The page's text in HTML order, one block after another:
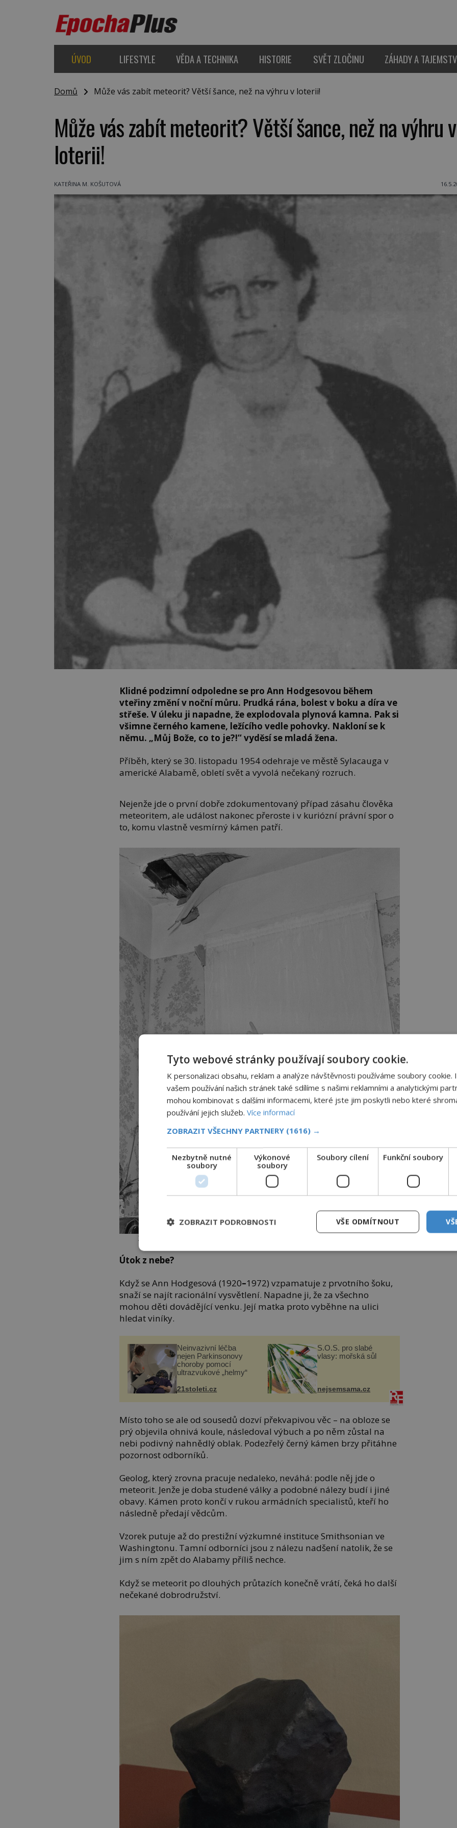
ÚVOD LIFESTYLE VĚDA A TECHNIKA HISTORIE SVĚT ZLOČINU ZÁHADY A
Domů Může vás zabít meteorit? Větší šance, než na výhru v loterii!
Může vás zabít meteorit? Větší šance, než na výhru v
loterii!
KATEŘINA M. KOŠUTOVÁ
Klidné podzimní odpoledne se pro Ann Hodgesovou během
vteřiny změní v noční můru. Prudká rána, bolest v boku a díra ve
střeše. V úleku ji napadne, že explodovala plynová kamna. Pak si
všimne černého kamene, ležícího vedle pohovky. Nakloní se k
němu. „Můj Bože, co to je?!“ vyděsí se mladá žena.
Příběh, který se 30. listopadu 1954 odehraje ve městě Sylacauga v
americké Alabamě, obletí svět a vyvolá nečekaný rozruch.
Nejenže jde o první dobře zdokumentovaný případ zásahu člověka
meteoritem, ale událost nakonec přeroste i v kuriózní právní spor o
to, komu vlastně vesmírný kámen patří.
Zásah člověka meteoritem – navíc v domácím prostředí – je kuriózní věc.
Útok z nebe?
Když se Ann Hodgesová (1920–1972) vzpamatuje z prvotního šoku,
snaží se najít racionální vysvětlení. Napadne ji, že za všechno
mohou děti dovádějící venku. Její matka proto vyběhne na ulici
hledat viníky.
Neinvazivní léčba
nejen Parkinsonovy
choroby pomocí
ultrazvukové „helmy“
21stoleti.cz
S.O.S. pro slabé
vlasy: mořská sůl
nejsemsama.cz
Místo toho se ale od sousedů dozví překvapivou věc – na obloze se
prý objevila ohnivá koule, následoval výbuch a po něm zůstal na
nebi podivný nahnědlý oblak. Podezřelý černý kámen brzy přitáhne
pozornost odborníků.
Geolog, který zrovna pracuje nedaleko, neváhá: podle něj jde o
meteorit. Jenže je doba studené války a podobné nálezy budí i jiné
obavy. Kámen proto končí v rukou armádních specialistů, kteří ho
následně předají vědcům.
Vzorek putuje až do prestižní výzkumné instituce Smithsonian ve
Washingtonu. Tamní odborníci jsou z nálezu nadšení natolik, že se
jim s ním zpět do Alabamy příliš nechce.
Když se meteorit po dlouhých průtazích konečně vrátí, čeká ho další
nečekané dobrodružství.
Tyto webové stránky používají soubory cookie.
K personalizaci obsahu, reklam a analýze návštěvnosti používáme soubory cookie.
vašem používání našich stránek také sdílíme s našimi reklamními a analytickými
mohou kombinovat s dalšími informacemi, které jste jim poskytli nebo které
používání jejich služeb. Více informací
ZOBRAZIT VŠECHNY PARTNERY (1616) →
Nezbytně nutné
soubory
Výkonové
soubory
Soubory cílení Funkční soubory
VŠE ODMÍTNOUT
ZOBRAZIT PODROBNOSTI